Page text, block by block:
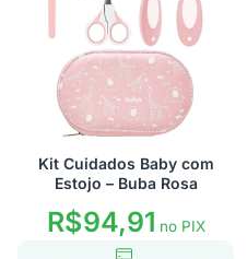
Kit Cuidados Baby com
Estojo – Buba Rosa
R$94,91 no PIX